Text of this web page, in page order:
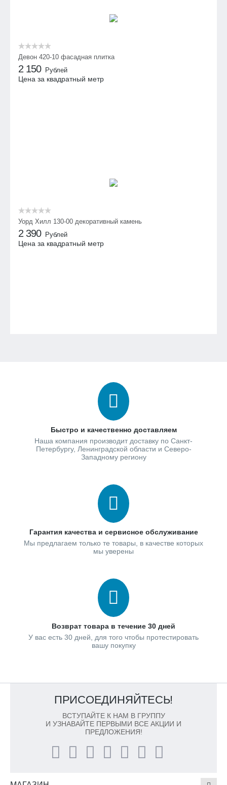
Девон 420-10 фасадная плитка
2 150 Рублей
Цена за квадратный метр
Уорд Хилл 130-00 декоративный камень
2 390 Рублей
Цена за квадратный метр
Быстро и качественно доставляем
Наша компания производит доставку по Санкт-
Петербургу, Ленинградской области и Северо-
Западному региону
Гарантия качества и сервисное обслуживание
Мы предлагаем только те товары, в качестве которых
мы уверены
Возврат товара в течение 30 дней
У вас есть 30 дней, для того чтобы протестировать
вашу покупку
ПРИСОЕДИНЯЙТЕСЬ!
ВСТУПАЙТЕ К НАМ В ГРУППУ
И УЗНАВАЙТЕ ПЕРВЫМИ ВСЕ АКЦИИ И
ПРЕДЛОЖЕНИЯ!